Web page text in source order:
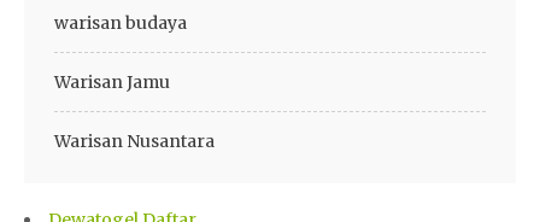
warisan budaya
Warisan Jamu
Warisan Nusantara